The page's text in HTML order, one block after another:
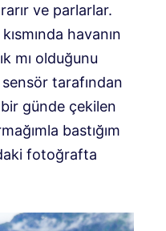
ve parlarlar.
havanın
mı olduğunu
tarafından
günde çekilen
bastığım
fotoğrafta